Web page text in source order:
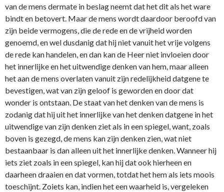
van de mens dermate in beslag neemt dat het dit als het ware
bindt en betovert. Maar de mens wordt daardoor beroofd van
zijn beide vermogens, die de rede en de vrijheid worden
genoemd, en wel dusdanig dat hij niet vanuit het vrije volgens
de rede kan handelen, en dan kan de Heer niet invloeien door
het innerlijke en het uitwendige denken van hem, maar alleen
het aan de mens overlaten vanuit zijn redelijkheid datgene te
bevestigen, wat van zijn geloof is geworden en door dat
wonder is ontstaan. De staat van het denken van de mens is
zodanig dat hij uit het innerlijke van het denken datgene in het
uitwendige van zijn denken ziet als in een spiegel, want, zoals
boven is gezegd, de mens kan zijn denken zien, wat niet
bestaanbaar is dan alleen uit het innerlijke denken. Wanneer hij
iets ziet zoals in een spiegel, kan hij dat ook hierheen en
daarheen draaien en dat vormen, totdat het hem als iets moois
toeschijnt. Zoiets kan, indien het een waarheid is, vergeleken